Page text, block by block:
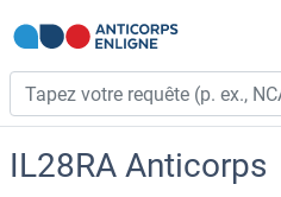
IL28RA Anticorps